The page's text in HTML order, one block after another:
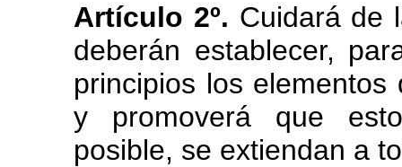
Artículo 2º. Cuidará de
deberán establecer,
principios los
y promoverá que
posible, se extiendan a